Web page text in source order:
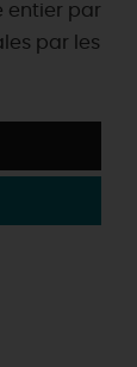
entier par
par les